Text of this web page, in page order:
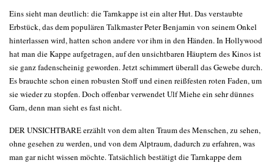
Eins sieht man deutlich: die Tarnkappe ist ein alter Hut. Das verstaubte
Erbstück, das dem populären Talkmaster Peter Benjamin von seinem Onkel
hinterlassen wird, hatten schon andere vor ihm in den Händen. In Hollywood
hat man die Kappe aufgetragen, auf den unsichtbaren Häuptern des Kinos ist
sie ganz fadenscheinig geworden. Jetzt schimmert überall das Gewebe durch.
Es brauchte schon einen robusten Stoff und einen reißfesten roten Faden, um
sie wieder zu stopfen. Doch offenbar verwendet Ulf Miehe ein sehr dünnes
Garn, denn man sieht es fast nicht.
DER UNSICHTBARE erzählt von dem alten Traum des Menschen, zu sehen,
ohne gesehen zu werden, und von dem Alptraum, dadurch zu erfahren, was
man gar nicht wissen möchte. Tatsächlich bestätigt die Tarnkappe dem